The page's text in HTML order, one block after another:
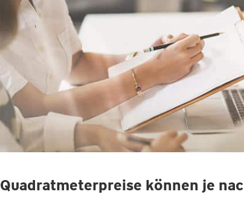
Quadratmeterpreise können je